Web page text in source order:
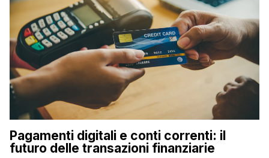
Pagamenti digitali e conti correnti: il
futuro delle transazioni finanziarie